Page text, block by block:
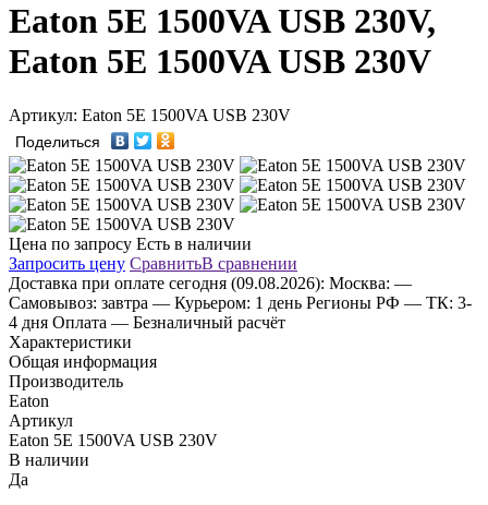
Eaton 5E 1500VA USB 230V,
Eaton 5E 1500VA USB 230V
Артикул: Eaton 5E 1500VA USB 230V
Поделиться
Цена по запросу Есть в наличии
Запросить цену СравнитьВ сравнении
Доставка при оплате сегодня (09.08.2026): Москва: —
Самовывоз: завтра — Курьером: 1 день Регионы РФ — ТК: 3-
4 дня Оплата — Безналичный расчёт
Характеристики
Общая информация
Производитель
Eaton
Артикул
Eaton 5E 1500VA USB 230V
В наличии
Да